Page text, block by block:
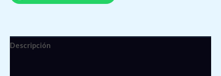
Descripción